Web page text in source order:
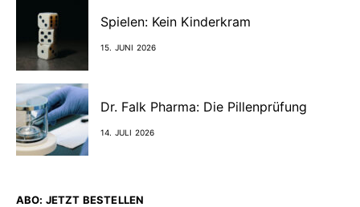
Spielen: Kein Kinderkram
15. JUNI 2026
Dr. Falk Pharma: Die Pillenprüfung
14. JULI 2026
ABO: JETZT BESTELLEN